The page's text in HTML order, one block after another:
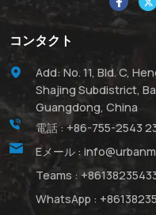
コンタクト
Add: No. 11, Bld. C,
Shajing Subdistrict,
Guangdong, China
電話 :+86-755-2543
Eメール :
Teams :
WhatsApp :